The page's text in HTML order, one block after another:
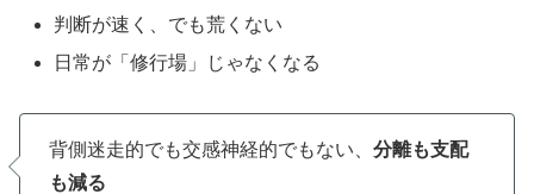
判断が速く、でも荒くない
日常が「修行場」じゃなくなる
背側迷走的でも交感神経的でもない、 分離も支配
も減る